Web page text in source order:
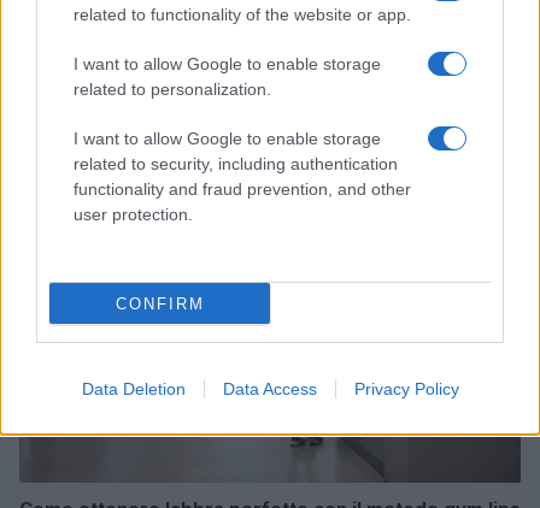
related to functionality of the website or app.
I want to allow Google to enable storage
related to personalization.
I want to allow Google to enable storage
related to security, including authentication
functionality and fraud prevention, and other
user protection.
CONFIRM
Data Deletion Data Access Privacy Policy
Acqua di cottura: benefici e usi in cucina
BELLEZZA